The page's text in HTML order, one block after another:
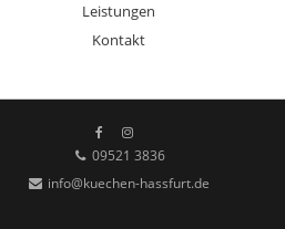
Leistungen
Kontakt
09521 3836
info@kuechen-hassfurt.de